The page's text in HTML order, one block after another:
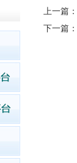
上一篇：
下一篇：